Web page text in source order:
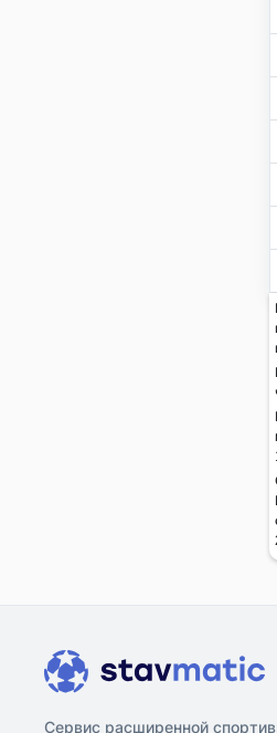
Сервис расширенной